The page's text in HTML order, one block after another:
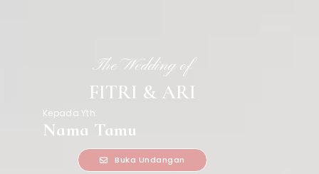
The Wedding of
FITRI & ARI
Kepada Yth.
Nama Tamu
Buka Undangan